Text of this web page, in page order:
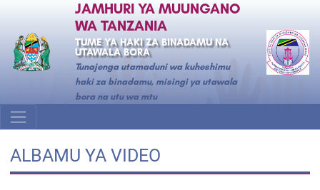
JAMHURI YA MUUNGANO
WA TANZANIA
TUME YA HAKI ZA BINADAMU NA
UTAWALA BORA
Tunajenga utamaduni wa kuheshimu
haki za binadamu, misingi ya utawala
bora na utu wa mtu
ALBAMU YA VIDEO